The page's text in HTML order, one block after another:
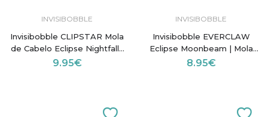
INVISIBOBBLE
Invisibobble CLIPSTAR Mola
de Cabelo Eclipse Nightfall |
Mola com Pedras Brilhantes
9.95€
INVISIBOBBLE
Invisibobble EVERCLAW
Eclipse Moonbeam | Mola
de Cabelo Prateada
8.95€